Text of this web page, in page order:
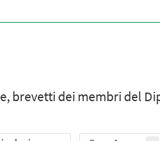
brevetti dei membri del